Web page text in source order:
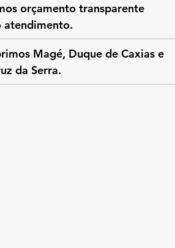
orçamento transparente
atendimento.
Magé, Duque de Caxias e
da Serra.